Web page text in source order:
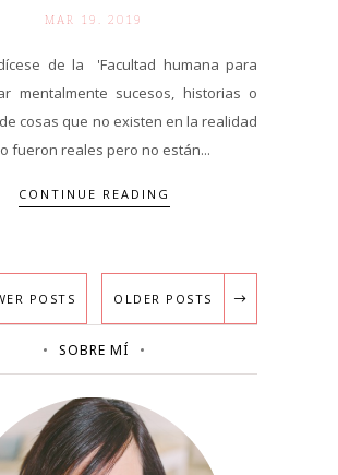
MAR 19. 2019
de la 'Facultad humana para
mentalmente sucesos, historias o
cosas que no existen en la realidad
fueron reales pero no están...
CONTINUE READING
POSTS OLDER POSTS
SOBRE MÍ